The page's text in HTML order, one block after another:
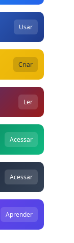
Usar
Criar
Ler
Acessar
Acessar
Aprender